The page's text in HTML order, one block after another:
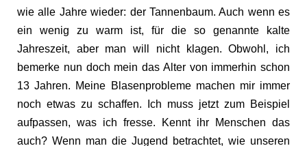
wie alle Jahre wieder: der Tannenbaum. Auch wenn es
ein wenig zu warm ist, für die so genannte kalte
Jahreszeit, aber man will nicht klagen. Obwohl, ich
bemerke nun doch mein das Alter von immerhin schon
13 Jahren. Meine Blasenprobleme machen mir immer
noch etwas zu schaffen. Ich muss jetzt zum Beispiel
aufpassen, was ich fresse. Kennt ihr Menschen das
auch? Wenn man die Jugend betrachtet, wie unseren